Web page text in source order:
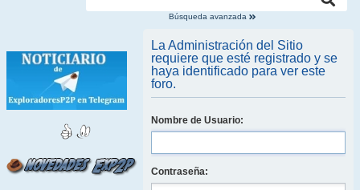
Búsqueda avanzada
La Administración del Sitio
requiere que esté registrado y se
haya identificado para ver este
foro.
Nombre de Usuario:
Contraseña: